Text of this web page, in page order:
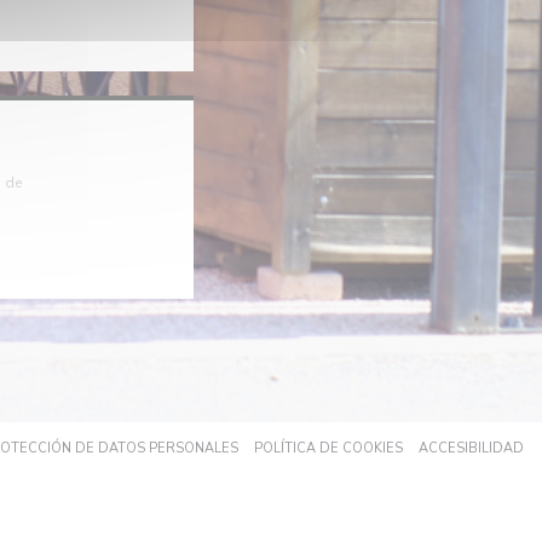
de
VENTANA))DE DATOS PERSONALES((ABRE EN UNA NUEVA VENTANA))
POLÍTICA DE COOKIES((ABRE EN UNA
ACCESIBILIDAD